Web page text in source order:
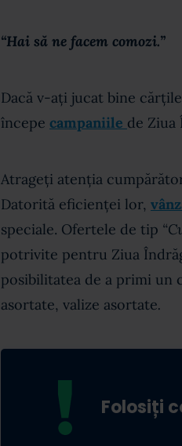
“Hai să ne facem comozi.”
Dacă v-ați jucat bine
începe campaniile de Ziua
Atrageți atenția
Datorită eficienței lor,
speciale. Ofertele de tip
potrivite pentru Ziua
posibilitatea de a primi un
asortate, valize asortate.
Folosiți